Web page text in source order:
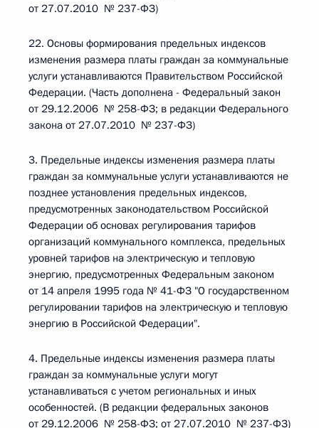
от 27.07.2010 № 237-ФЗ)
22. Основы формирования предельных индексов
изменения размера платы граждан за коммунальные
услуги устанавливаются Правительством Российской
Федерации. (Часть дополнена - Федеральный закон
от 29.12.2006 № 258-ФЗ; в редакции Федерального
закона от 27.07.2010 № 237-ФЗ)
3. Предельные индексы изменения размера платы
граждан за коммунальные услуги устанавливаются не
позднее установления предельных индексов,
предусмотренных законодательством Российской
Федерации об основах регулирования тарифов
организаций коммунального комплекса, предельных
уровней тарифов на электрическую и тепловую
энергию, предусмотренных Федеральным законом
от 14 апреля 1995 года № 41-ФЗ "О государственном
регулировании тарифов на электрическую и тепловую
энергию в Российской Федерации".
4. Предельные индексы изменения размера платы
граждан за коммунальные услуги могут
устанавливаться с учетом региональных и иных
особенностей. (В редакции федеральных законов
от 29.12.2006 № 258-ФЗ; от 27.07.2010 № 237-ФЗ)